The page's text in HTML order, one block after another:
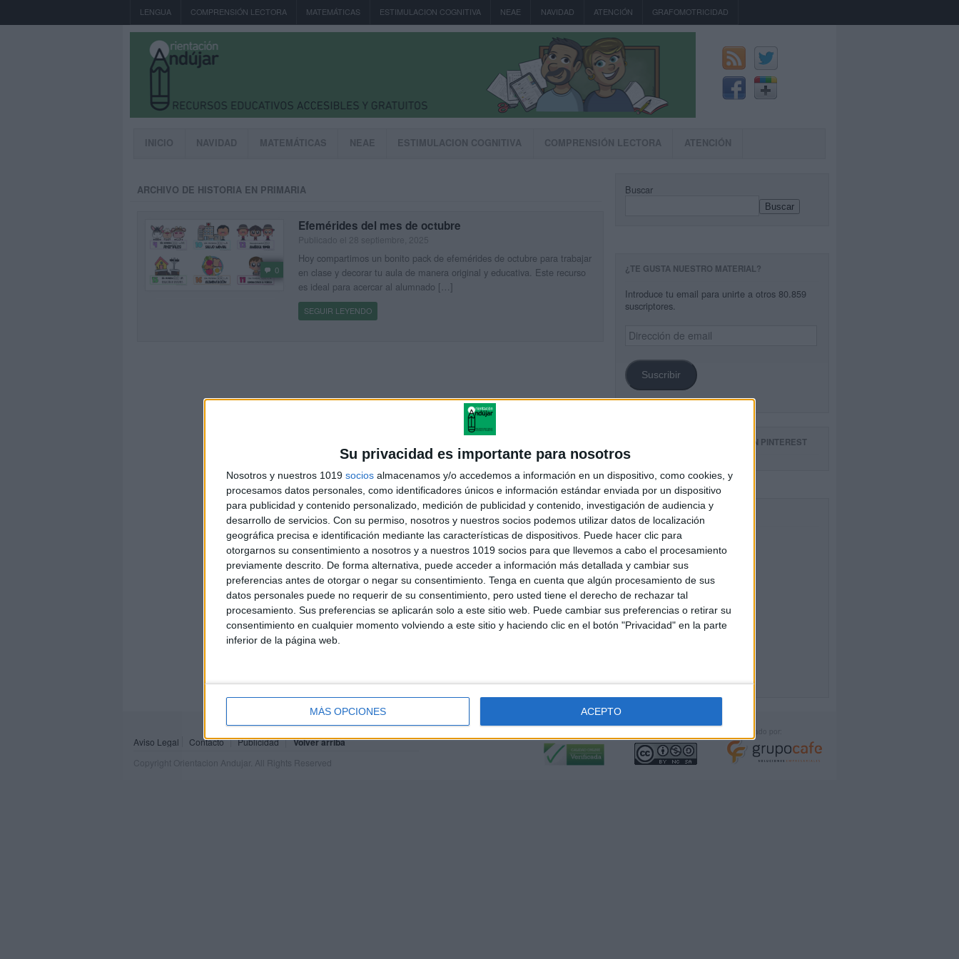
Su privacidad es importante para nosotros
Nosotros y nuestros 1019 socios almacenamos y/o accedemos a información en un dispositivo, como cookies, y
procesamos datos personales, como identificadores únicos e información estándar enviada por un dispositivo
para publicidad y contenido personalizado, medición de publicidad y contenido, investigación de audiencia y
desarrollo de servicios. Con su permiso, nosotros y nuestros socios podemos utilizar datos de localización
geográfica precisa e identificación mediante las características de dispositivos. Puede hacer clic para
otorgarnos su consentimiento a nosotros y a nuestros 1019 socios para que llevemos a cabo el procesamiento
previamente descrito. De forma alternativa, puede acceder a información más detallada y cambiar sus
preferencias antes de otorgar o negar su consentimiento. Tenga en cuenta que algún procesamiento de sus
datos personales puede no requerir de su consentimiento, pero usted tiene el derecho de rechazar tal
procesamiento. Sus preferencias se aplicarán solo a este sitio web. Puede cambiar sus preferencias o retirar su
consentimiento en cualquier momento volviendo a este sitio y haciendo clic en el botón "Privacidad" en la parte
inferior de la página web.
MÁS OPCIONES ACEPTO
LENGUA COMPRENSIÓN LECTORA MATEMÁTICAS ESTIMULACION COGNITIVA NEAE NAVIDAD ATENCIÓN GRAFOMOTRICIDAD
INICIO NAVIDAD MATEMÁTICAS NEAE ESTIMULACION COGNITIVA COMPRENSIÓN LECTORA ATENCIÓN
ARCHIVO DE HISTORIA EN PRIMARIA
0
Efemérides del mes de octubre
Hoy compartimos un bonito pack de efemérides de octubre para trabajar
en clase y decorar tu aula de manera original y educativa. Este recurso
es ideal para acercar al alumnado […]
SEGUIR LEYENDO
Buscar
Buscar
¿TE GUSTA NUESTRO MATERIAL?
Introduce tu email para unirte a otros 80.859
suscriptores.
Dirección
de
Suscribir
SIGUE NUESTROS TABLEROS EN PINTEREST
Aviso Legal Contacto Publicidad Volver arriba
Copyright Orientacion Andujar. All Rights Reserved